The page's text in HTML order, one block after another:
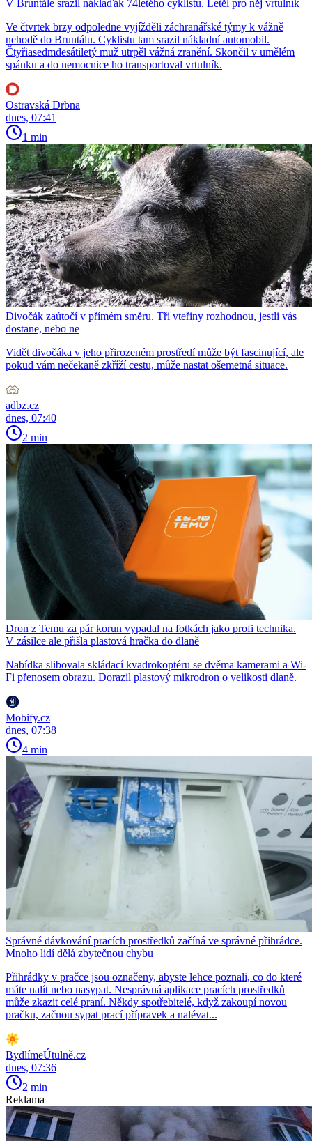
V Bruntále srazil náklaďák 74letého cyklistu. Letěl pro něj vrtulník
Ve čtvrtek brzy odpoledne vyjížděli záchranářské týmy k vážně
nehodě do Bruntálu. Cyklistu tam srazil nákladní automobil.
Čtyřiasedmdesátiletý muž utrpěl vážná zranění. Skončil v umělém
spánku a do nemocnice ho transportoval vrtulník.
Ostravská Drbna
dnes, 07:41
1 min
Divočák zaútočí v přímém směru. Tři vteřiny rozhodnou, jestli vás
dostane, nebo ne
Vidět divočáka v jeho přirozeném prostředí může být fascinující, ale
pokud vám nečekaně zkříží cestu, může nastat ošemetná situace.
adbz.cz
dnes, 07:40
2 min
Dron z Temu za pár korun vypadal na fotkách jako profi technika.
V zásilce ale přišla plastová hračka do dlaně
Nabídka slibovala skládací kvadrokoptéru se dvěma kamerami a Wi-
Fi přenosem obrazu. Dorazil plastový mikrodron o velikosti dlaně.
Mobify.cz
dnes, 07:38
4 min
Správné dávkování pracích prostředků začíná ve správné přihrádce.
Mnoho lidí dělá zbytečnou chybu
Přihrádky v pračce jsou označeny, abyste lehce poznali, co do které
máte nalít nebo nasypat. Nesprávná aplikace pracích prostředků
může zkazit celé praní. Někdy spotřebitelé, když zakoupí novou
pračku, začnou sypat prací přípravek a nalévat...
BydlímeÚtulně.cz
dnes, 07:36
2 min
Reklama